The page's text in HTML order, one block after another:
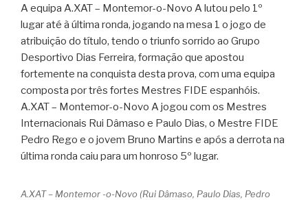
A equipa A.XAT – Montemor-o-Novo A lutou pelo 1º
lugar até à última ronda, jogando na mesa 1 o jogo de
atribuição do título, tendo o triunfo sorrido ao Grupo
Desportivo Dias Ferreira, formação que apostou
fortemente na conquista desta prova, com uma equipa
composta por três fortes Mestres FIDE espanhóis.
A.XAT – Montemor-o-Novo A jogou com os Mestres
Internacionais Rui Dâmaso e Paulo Dias, o Mestre FIDE
Pedro Rego e o jovem Bruno Martins e após a derrota na
última ronda caiu para um honroso 5º lugar.
A.XAT – Montemor -o-Novo (Rui Dâmaso, Paulo Dias, Pedro